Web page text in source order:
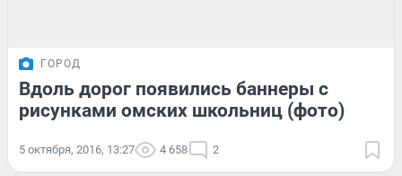
ГОРОД
Вдоль дорог появились баннеры с
рисунками омских школьниц (фото)
5 октября, 2016, 13:27 4 658 2